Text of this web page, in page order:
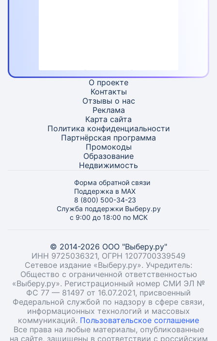
О проекте
Контакты
Отзывы о нас
Реклама
Карта сайта
Политика конфиденциальности
Партнёрская программа
Промокоды
Образование
Недвижимость
Форма обратной связи
Поддержка в MAX
8 (800) 500-34-23
Служба поддержки Выберу.ру
с 9:00 до 18:00 по МСК
© 2014-2026 ООО "Выберу.ру"
ИНН 9725036321, ОГРН 1207700339549
Сетевое издание «Выберу.ру». Учредитель:
Общество с ограниченной ответственностью
«Выберу.ру». Регистрационный номер СМИ ЭЛ №
ФС 77 — 81497 от 16.07.2021, присвоенный
Федеральной службой по надзору в сфере связи,
информационных технологий и массовых
коммуникаций. Пользовательское соглашение
Все права на любые материалы, опубликованные
на сайте, защищены в соответствии с российским